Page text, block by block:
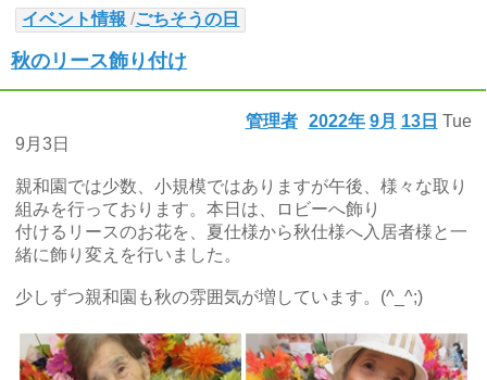
イベント情報 /ごちそうの日
秋のリース飾り付け
2022年 9月 13日 Tue
管理者
9月3日
親和園では少数、小規模ではありますが午後、様々な取り
組みを行っております。本日は、ロビーへ飾り
付けるリースのお花を、夏仕様から秋仕様へ入居者様と一
緒に飾り変えを行いました。
少しずつ親和園も秋の雰囲気が増しています。(^_^;)